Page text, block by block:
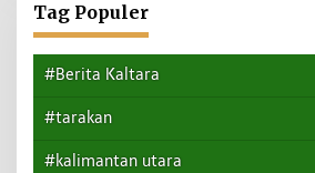
Tag Populer
#Berita Kaltara
#tarakan
#kalimantan utara